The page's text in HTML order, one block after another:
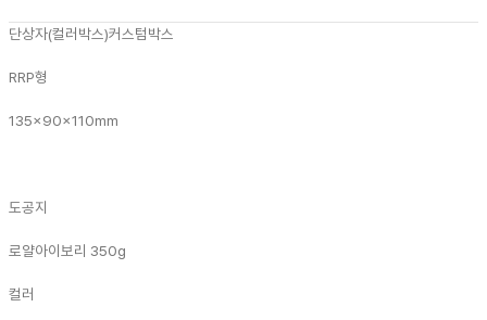
단상자(컬러박스)커스텀박스
RRP형
135x90x110mm
도공지
로얄아이보리 350g
컬러